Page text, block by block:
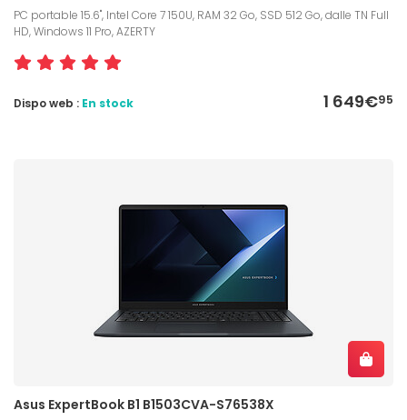
PC portable 15.6", Intel Core 7 150U, RAM 32 Go, SSD 512 Go, dalle TN Full
HD, Windows 11 Pro, AZERTY
1 649€95
Dispo web : En stock
Asus ExpertBook B1 B1503CVA-S76538X